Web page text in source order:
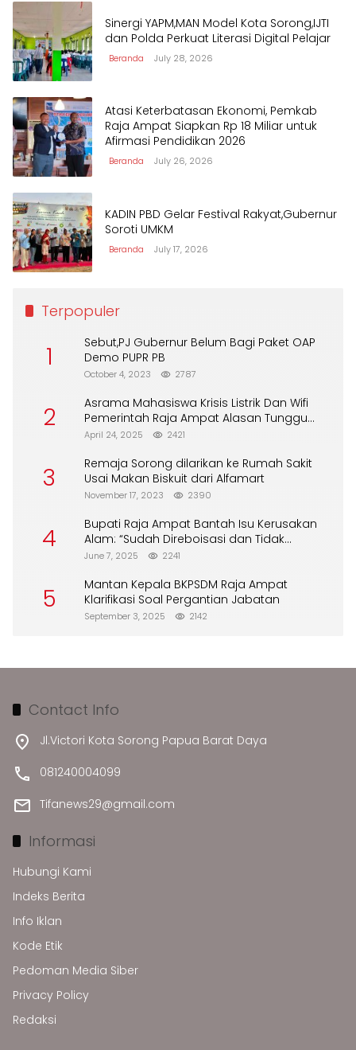
Sinergi YAPM,MAN Model Kota Sorong,IJTI
dan Polda Perkuat Literasi Digital Pelajar
Beranda July 28, 2026
Atasi Keterbatasan Ekonomi, Pemkab
Raja Ampat Siapkan Rp 18 Miliar untuk
Afirmasi Pendidikan 2026
Beranda July 26, 2026
KADIN PBD Gelar Festival Rakyat,Gubernur
Soroti UMKM
Beranda July 17, 2026
Terpopuler
1
Sebut,PJ Gubernur Belum Bagi Paket OAP
Demo PUPR PB
October 4, 2023 2787
2
Asrama Mahasiswa Krisis Listrik Dan Wifi
Pemerintah Raja Ampat Alasan Tunggu
DPA
April 24, 2025 2421
3
Remaja Sorong dilarikan ke Rumah Sakit
Usai Makan Biskuit dari Alfamart
November 17, 2023 2390
4
Bupati Raja Ampat Bantah Isu Kerusakan
Alam: “Sudah Direboisasi dan Tidak
Merusak Lingkungan”
June 7, 2025 2241
5
Mantan Kepala BKPSDM Raja Ampat
Klarifikasi Soal Pergantian Jabatan
September 3, 2025 2142
Contact Info
Jl.Victori Kota Sorong Papua Barat Daya
081240004099
Tifanews29@gmail.com
Informasi
Hubungi Kami
Indeks Berita
Info Iklan
Kode Etik
Pedoman Media Siber
Privacy Policy
Redaksi